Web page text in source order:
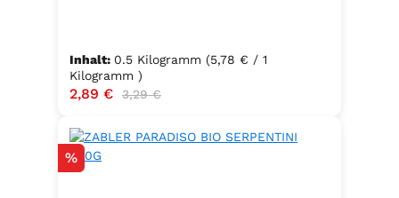
Inhalt: 0.5 Kilogramm (5,78 € / 1
Kilogramm )
Verkaufspreis:
2,89 € Regulärer Preis:
3,29 €
Rabatt
%